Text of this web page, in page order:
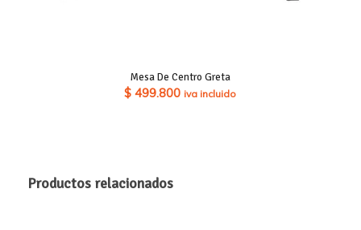
Mesa De Centro Greta
$ 499.800 iva incluido
Productos relacionados